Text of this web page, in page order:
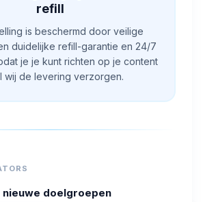
refill
is beschermd door veilige
duidelijke refill-garantie en 24/7
je je kunt richten op je content
wij de levering verzorgen.
doelgroepen